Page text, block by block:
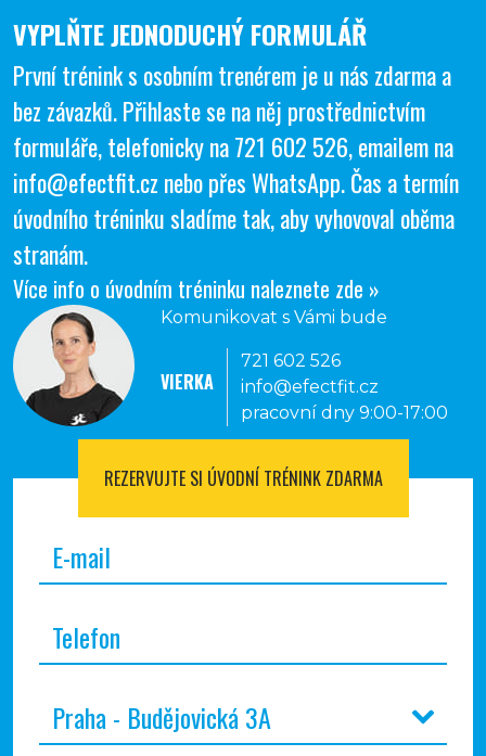
VYPLŇTE JEDNODUCHÝ FORMULÁŘ
První trénink s osobním trenérem je u nás zdarma a
bez závazků. Přihlaste se na něj prostřednictvím
formuláře, telefonicky na721 602 526, emailem na
info@efectfit.cz nebo přesWhatsApp. Čas a termín
úvodního tréninku sladíme tak, aby vyhovoval oběma
stranám.
Více info o úvodním tréninku naleznete zde »
Komunikovat s Vámi bude
VIERKA
721 602 526
info@efectfit.cz
pracovní dny 9:00-17:00
REZERVUJTE SI ÚVODNÍ TRÉNINK ZDARMA